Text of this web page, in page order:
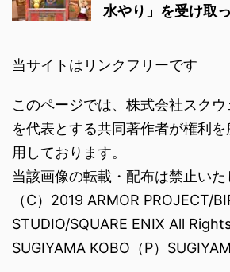
水やり」を受け取
当サイトはリンクフリーです
このページでは、株式会社スク
を代表とする共同著作者が権利を
用しております。
当該画像の転載・配布は禁止いた
（C）2019 ARMOR PROJECT/
STUDIO/SQUARE ENIX All
SUGIYAMA KOBO（P）